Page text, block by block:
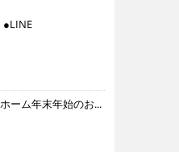
ーム年末年始のお...